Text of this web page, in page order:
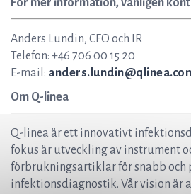
För mer information, vänligen
Anders Lundin, CFO och IR
Telefon: +46 706 00 15 20
E-mail:
Om Q-linea
Q-linea är ett innovativt
fokus är utveckling av instrument
förbrukningsartiklar för snabb
infektionsdiagnostik. Vår vision